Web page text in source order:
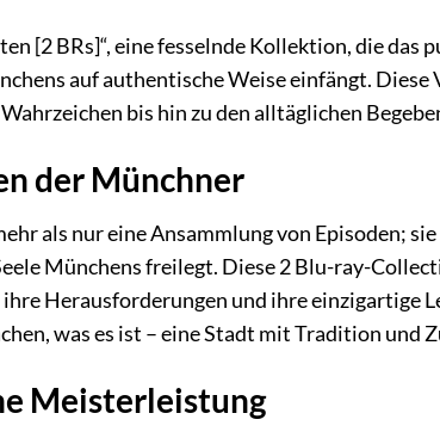
[2 BRs]“, eine fesselnde Kollektion, die das
auf authentische Weise einfängt.
bis hin zu den alltäglichen
der Münchner
als nur eine Ansammlung von Episoden;
Münchens freilegt. Diese 2 Blu-ray-
Herausforderungen und ihre einzigartige
was es ist – eine Stadt mit Tradition
Meisterleistung